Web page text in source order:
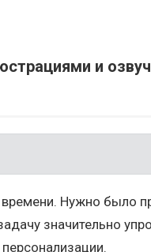
и
Нужно было
значительно